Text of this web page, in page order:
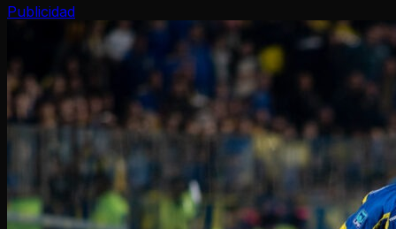
Publicidad